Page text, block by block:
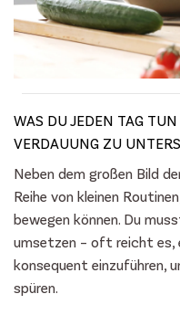
WAS DU JEDEN TAG
VERDAUUNG ZU
Neben dem großen Bild
Reihe von kleinen
bewegen können. Du
umsetzen – oft reicht es,
konsequent einzuführen,
spüren.